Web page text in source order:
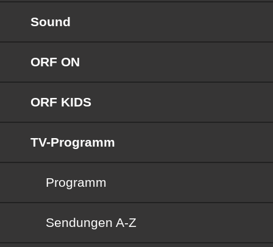
Sound
ORF ON
ORF KIDS
TV-Programm
Programm
Sendungen von A bis Z
Sendungen A-Z